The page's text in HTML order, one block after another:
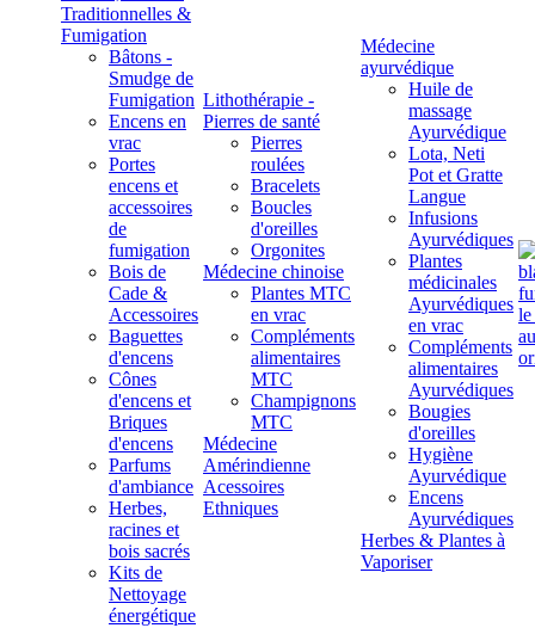
Traditionnelles &
Fumigation
Bâtons -
Smudge de
Fumigation
Encens en
vrac
Portes
encens et
accessoires
de
fumigation
Bois de
Cade &
Accessoires
Baguettes
d'encens
Cônes
d'encens et
Briques
d'encens
Parfums
d'ambiance
Herbes,
racines et
bois sacrés
Kits de
Nettoyage
énergétique
Lithothérapie -
Pierres de santé
Pierres
roulées
Bracelets
Boucles
d'oreilles
Orgonites
Médecine chinoise
Plantes MTC
en vrac
Compléments
alimentaires
MTC
Champignons
MTC
Médecine
Amérindienne
Acessoires
Ethniques
Médecine
ayurvédique
Huile de
massage
Ayurvédique
Lota, Neti
Pot et Gratte
Langue
Infusions
Ayurvédiques
Plantes
médicinales
Ayurvédiques
en vrac
Compléments
alimentaires
Ayurvédiques
Bougies
d'oreilles
Hygiène
Ayurvédique
Encens
Ayurvédiques
Herbes & Plantes à
Vaporiser